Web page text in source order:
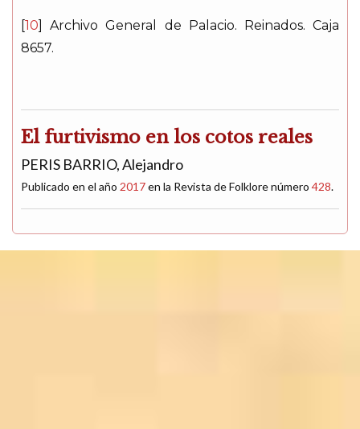
10 ] Archivo General de Palacio. Reinados. Caja
8657.
El furtivismo en los cotos reales
PERIS BARRIO, Alejandro
Publicado en el año 2017en la Revista de Folklore número 428.